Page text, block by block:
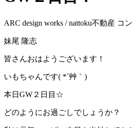
ARC design works / nattoku不動産 コ
妹尾 隆志
皆さんおはようございます！
いもちゃんです( *´艸｀)
本日GW２日目☆
どのようにお過ごしでしょうか？